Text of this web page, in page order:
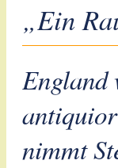
„Ein
antiquior
nimmt